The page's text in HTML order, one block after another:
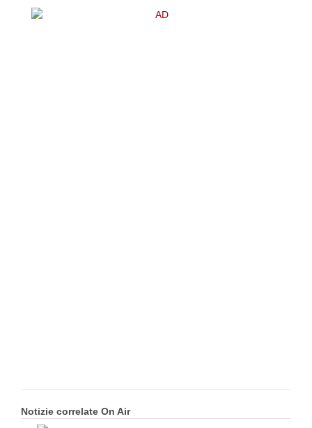
Notizie correlate On Air